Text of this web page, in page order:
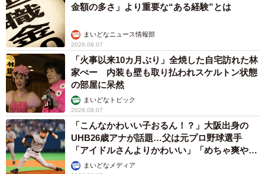
金額の多さ」より重要な“ある経験”とは
まいどなニュース情報部
2026.08.07
「火事以来10カ月ぶり」全焼した自宅訪れた林
家ぺー 内装も壁も取り払われスケルトン状態
の部屋に呆然
まいどなトピック
2026.08.07
「こんなかわいい子おるん！？」大阪出身の
UHB26歳アナが話題…父は元プロ野球選手
「アイドルさんよりかわいい」「めちゃ爽や
か」まいどなメディア